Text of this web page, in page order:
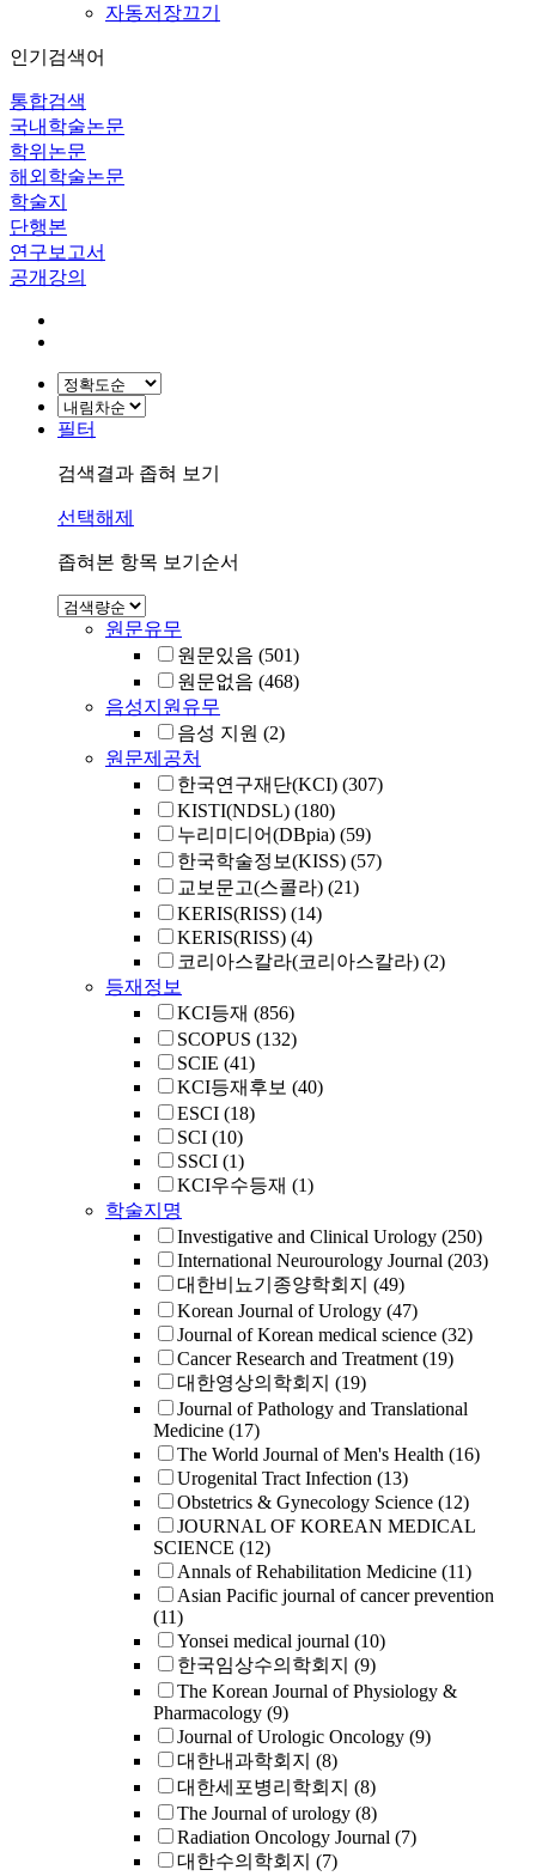
자동저장끄기
인기검색어
통합검색
국내학술논문
학위논문
해외학술논문
학술지
단행본
연구보고서
공개강의
필터
검색결과 좁혀 보기
선택해제
좁혀본 항목 보기순서
원문유무
원문있음 (501)
원문없음 (468)
음성지원유무
음성 지원 (2)
원문제공처
한국연구재단(KCI) (307)
KISTI(NDSL) (180)
누리미디어(DBpia) (59)
한국학술정보(KISS) (57)
교보문고(스콜라) (21)
KERIS(RISS) (14)
KERIS(RISS) (4)
코리아스칼라(코리아스칼라) (2)
등재정보
KCI등재 (856)
SCOPUS (132)
SCIE (41)
KCI등재후보 (40)
ESCI (18)
SCI (10)
SSCI (1)
KCI우수등재 (1)
학술지명
Investigative and Clinical Urology (250)
International Neurourology Journal (203)
대한비뇨기종양학회지 (49)
Korean Journal of Urology (47)
Journal of Korean medical science (32)
Cancer Research and Treatment (19)
대한영상의학회지 (19)
Journal of Pathology and Translational
Medicine (17)
The World Journal of Men's Health (16)
Urogenital Tract Infection (13)
Obstetrics & Gynecology Science (12)
JOURNAL OF KOREAN MEDICAL
SCIENCE (12)
Annals of Rehabilitation Medicine (11)
Asian Pacific journal of cancer prevention
(11)
Yonsei medical journal (10)
한국임상수의학회지 (9)
The Korean Journal of Physiology &
Pharmacology (9)
Journal of Urologic Oncology (9)
대한내과학회지 (8)
대한세포병리학회지 (8)
The Journal of urology (8)
Radiation Oncology Journal (7)
대한수의학회지 (7)